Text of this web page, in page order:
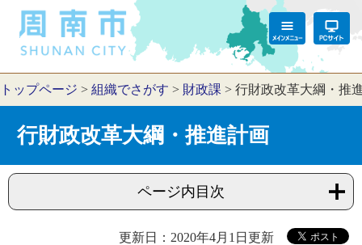
トップページ > 組織でさがす > 財政課 > 行財政改革大綱・推
行財政改革大綱・推進計画
ページ内目次
更新日：2020年4月1日更新